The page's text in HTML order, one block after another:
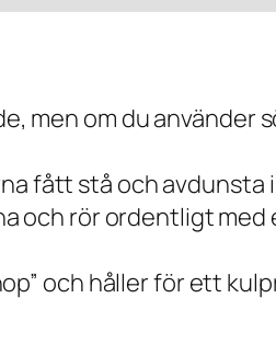
men om du använder
fått stå och
och rör ordentligt
och håller för ett